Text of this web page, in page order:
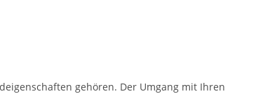
gehören. Der Umgang mit Ihren